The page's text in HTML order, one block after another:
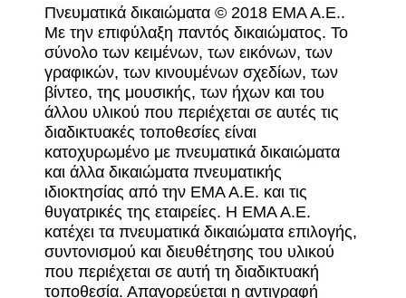
Πνευματικά δικαιώματα © 2018 ΕΜΑ Α.Ε..
Με την επιφύλαξη παντός δικαιώματος. Το
σύνολο των κειμένων, των εικόνων, των
γραφικών, των κινουμένων σχεδίων, των
βίντεο, της μουσικής, των ήχων και του
άλλου υλικού που περιέχεται σε αυτές τις
διαδικτυακές τοποθεσίες είναι
κατοχυρωμένο με πνευματικά δικαιώματα
και άλλα δικαιώματα πνευματικής
ιδιοκτησίας από την ΕΜΑ Α.Ε. και τις
θυγατρικές της εταιρείες. Η ΕΜΑ Α.Ε.
κατέχει τα πνευματικά δικαιώματα επιλογής,
συντονισμού και διευθέτησης του υλικού
που περιέχεται σε αυτή τη διαδικτυακή
τοποθεσία. Απαγορεύεται η αντιγραφή